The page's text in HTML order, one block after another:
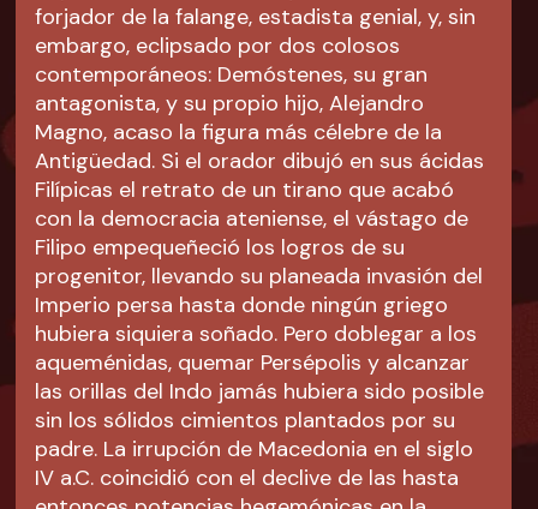
forjador de la falange, estadista genial, y, sin
embargo, eclipsado por dos colosos
contemporáneos: Demóstenes, su gran
antagonista, y su propio hijo, Alejandro
Magno, acaso la figura más célebre de la
Antigüedad. Si el orador dibujó en sus ácidas
Filípicas el retrato de un tirano que acabó
con la democracia ateniense, el vástago de
Filipo empequeñeció los logros de su
progenitor, llevando su planeada invasión del
Imperio persa hasta donde ningún griego
hubiera siquiera soñado. Pero doblegar a los
aqueménidas, quemar Persépolis y alcanzar
las orillas del Indo jamás hubiera sido posible
sin los sólidos cimientos plantados por su
padre. La irrupción de Macedonia en el siglo
IV a.C. coincidió con el declive de las hasta